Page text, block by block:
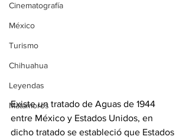
Cinematografía
México
Turismo
Chihuahua
Leyendas
Matamoros
Existe un tratado de Aguas de 1944
entre México y Estados Unidos, en
dicho tratado se estableció que Estados